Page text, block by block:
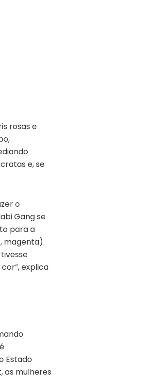
rosas e
e, se
o
Gang se
para a
magenta).
explica
Estado
as mulheres